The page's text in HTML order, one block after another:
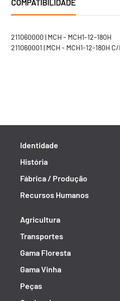
COMPATIBILIDADE
211060000 | MCH - MCH1-12-180H
211060001 | MCH - MCH1-12-180H C/
Identidade
História
Fábrica / Produção
Recursos Humanos
Agricultura
Transportes
Gama Floresta
Gama Vinha
Peças